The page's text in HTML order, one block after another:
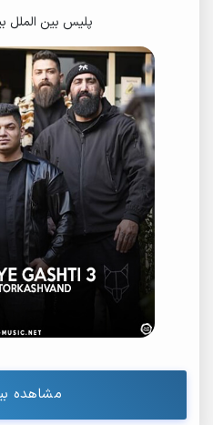
پلیس بین الملل
مشاهده